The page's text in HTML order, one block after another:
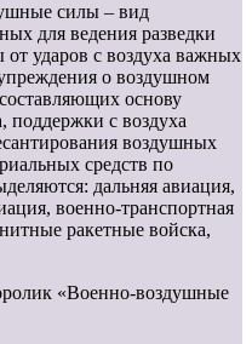
силы – вид
для ведения разведки
ударов с воздуха важных
о воздушном
основу
поддержки с воздуха
воздушных
средств по
дальняя авиация,
военно-транспортная
ракетные войска,
«Военно-воздушные